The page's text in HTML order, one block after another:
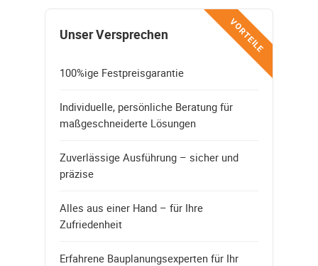
VORTEILE
Unser Versprechen
100%ige Festpreisgarantie
Individuelle, persönliche Beratung für
maßgeschneiderte Lösungen
Zuverlässige Ausführung – sicher und
präzise
Alles aus einer Hand – für Ihre
Zufriedenheit
Erfahrene Bauplanungsexperten für Ihr